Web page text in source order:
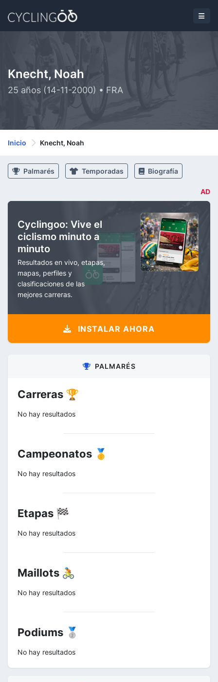
Knecht, Noah
25 años (14-11-2000) • FRA
Inicio Knecht, Noah
Palmarés Temporadas Biografía
AD
Cyclingoo: Vive el
ciclismo minuto a
minuto
Resultados en vivo, etapas,
mapas, perfiles y
clasificaciones de las
mejores carreras.
INSTALAR AHORA
PALMARÉS
Carreras 🏆
No hay resultados
Campeonatos 🥇
No hay resultados
Etapas 🏁
No hay resultados
Maillots 🚴
No hay resultados
Podiums 🥈
No hay resultados